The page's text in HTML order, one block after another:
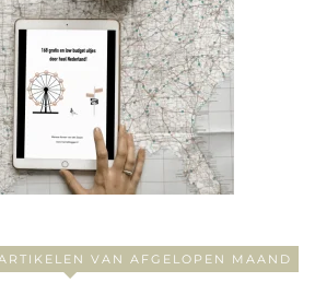
VAN AFGELOPEN MAAND